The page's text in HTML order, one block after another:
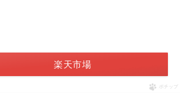
楽天市場
ポチップ